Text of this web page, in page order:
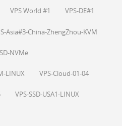
VPS World #1 VPS-DE#1
Asia#3-China-ZhengZhou-KVM
NVMe
LINUX VPS-Cloud-01-04
VPS-SSD-USA1-LINUX